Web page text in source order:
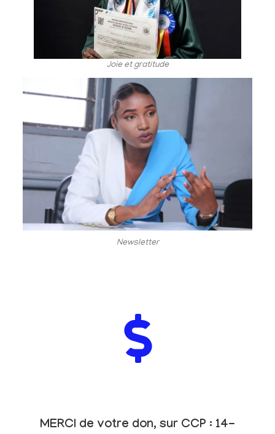
Joie et gratitude
Newsletter
MERCI de votre don, sur CCP : 14-